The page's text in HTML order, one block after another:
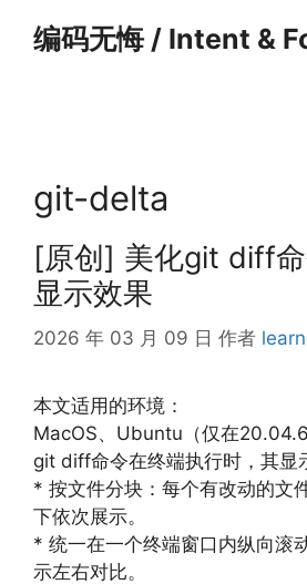
编码无悔 / Intent &
git-delta
[原创] 美化git diff
显示效果
2026 年 03 月 09 日 作者
本文适用的环境：
MacOS、Ubuntu（仅在20.04.6
git diff命令在终端执行时，其显
* 按文件分块：每个有改动的文
下依次展示。
* 统一在一个终端窗口内纵向滚
示左右对比。